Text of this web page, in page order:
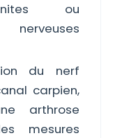
ou
du nerf
carpien,
arthrose
mesures